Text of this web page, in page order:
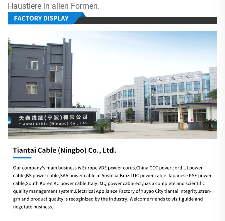
Haustiere in allen Formen.